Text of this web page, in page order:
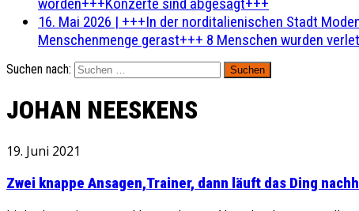
16. Mai 2026 | +++In der norditalienischen Stadt
Menschenmenge gerast+++ 8 Menschen wurden
Suchen nach:
JOHAN NEESKENS
19. Juni 2021
Zwei knappe Ansagen,Trainer, dann läuft das Ding